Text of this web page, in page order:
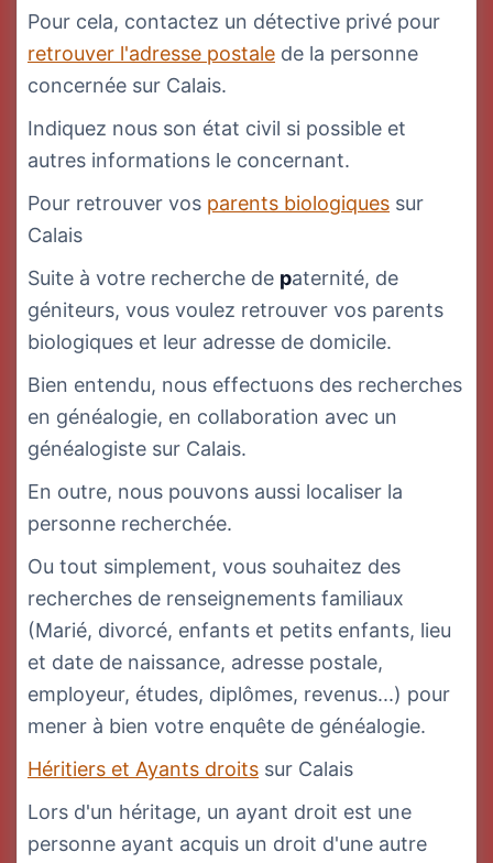
Pour cela, contactez un détective privé pour
retrouver l'adresse postale de la personne
concernée sur Calais.
Indiquez nous son état civil si possible et
autres informations le concernant.
Pour retrouver vos parents biologiques sur
Calais
Suite à votre recherche de paternité, de
géniteurs, vous voulez retrouver vos parents
biologiques et leur adresse de domicile.
Bien entendu, nous effectuons des recherches
en généalogie, en collaboration avec un
généalogiste sur Calais.
En outre, nous pouvons aussi localiser la
personne recherchée.
Ou tout simplement, vous souhaitez des
recherches de renseignements familiaux
(Marié, divorcé, enfants et petits enfants, lieu
et date de naissance, adresse postale,
employeur, études, diplômes, revenus...) pour
mener à bien votre enquête de généalogie.
Héritiers et Ayants droits sur Calais
Lors d'un héritage, un ayant droit est une
personne ayant acquis un droit d'une autre